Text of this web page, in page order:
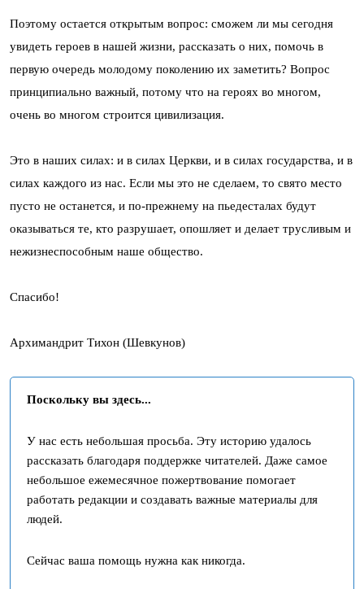
Поэтому остается открытым вопрос: сможем ли мы сегодня
увидеть героев в нашей жизни, рассказать о них, помочь в
первую очередь молодому поколению их заметить? Вопрос
принципиально важный, потому что на героях во многом,
очень во многом строится цивилизация.
Это в наших силах: и в силах Церкви, и в силах государства, и в
силах каждого из нас. Если мы это не сделаем, то свято место
пусто не останется, и по-прежнему на пьедесталах будут
оказываться те, кто разрушает, опошляет и делает трусливым и
нежизнеспособным наше общество.
Спасибо!
Архимандрит Тихон (Шевкунов)
Поскольку вы здесь...
У нас есть небольшая просьба. Эту историю удалось
рассказать благодаря поддержке читателей. Даже самое
небольшое ежемесячное пожертвование помогает
работать редакции и создавать важные материалы для
людей.
Сейчас ваша помощь нужна как никогда.